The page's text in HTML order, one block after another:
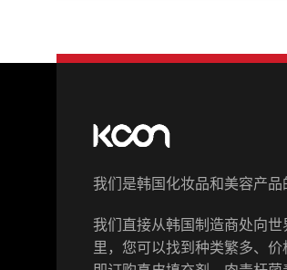
我们是韩国化妆品和美容产品
我们直接从韩国制造商处向
里，您可以找到种类繁多、